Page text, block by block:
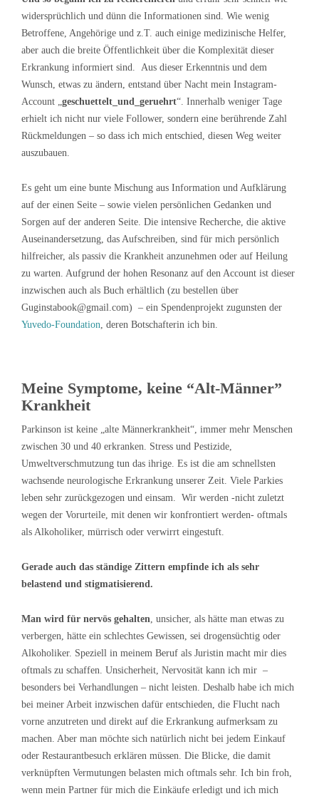
widersprüchlich und dünn die Informationen sind. Wie wenig
Betroffene, Angehörige und z.T. auch einige medizinische Helfer,
aber auch die breite Öffentlichkeit über die Komplexität dieser
Erkrankung informiert sind. Aus dieser Erkenntnis und dem
Wunsch, etwas zu ändern, entstand über Nacht mein Instagram-
Account „geschuettelt_und_geruehrt“. Innerhalb weniger Tage
erhielt ich nicht nur viele Follower, sondern eine berührende Zahl
Rückmeldungen – so dass ich mich entschied, diesen Weg weiter
auszubauen.
Es geht um eine bunte Mischung aus Information und Aufklärung
auf der einen Seite – sowie vielen persönlichen Gedanken und
Sorgen auf der anderen Seite. Die intensive Recherche, die aktive
Auseinandersetzung, das Aufschreiben, sind für mich persönlich
hilfreicher, als passiv die Krankheit anzunehmen oder auf Heilung
zu warten. Aufgrund der hohen Resonanz auf den Account ist dieser
inzwischen auch als Buch erhältlich (zu bestellen über
Guginstabook@gmail.com) – ein Spendenprojekt zugunsten der
Yuvedo-Foundation, deren Botschafterin ich bin.
Meine Symptome, keine “Alt-Männer”
Krankheit
Parkinson ist keine „alte Männerkrankheit“, immer mehr Menschen
zwischen 30 und 40 erkranken. Stress und Pestizide,
Umweltverschmutzung tun das ihrige. Es ist die am schnellsten
wachsende neurologische Erkrankung unserer Zeit. Viele Parkies
leben sehr zurückgezogen und einsam. Wir werden -nicht zuletzt
wegen der Vorurteile, mit denen wir konfrontiert werden- oftmals
als Alkoholiker, mürrisch oder verwirrt eingestuft.
Gerade auch das ständige Zittern empfinde ich als sehr
belastend und stigmatisierend.
Man wird für nervös gehalten, unsicher, als hätte man etwas zu
verbergen, hätte ein schlechtes Gewissen, sei drogensüchtig oder
Alkoholiker. Speziell in meinem Beruf als Juristin macht mir dies
oftmals zu schaffen. Unsicherheit, Nervosität kann ich mir –
besonders bei Verhandlungen – nicht leisten. Deshalb habe ich mich
bei meiner Arbeit inzwischen dafür entschieden, die Flucht nach
vorne anzutreten und direkt auf die Erkrankung aufmerksam zu
machen. Aber man möchte sich natürlich nicht bei jedem Einkauf
oder Restaurantbesuch erklären müssen. Die Blicke, die damit
verknüpften Vermutungen belasten mich oftmals sehr. Ich bin froh,
wenn mein Partner für mich die Einkäufe erledigt und ich mich